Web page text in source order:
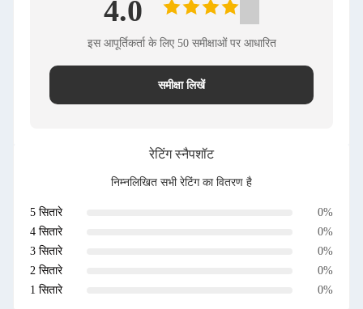
4.0
इस आपूर्तिकर्ता के लिए 50 समीक्षाओं पर आधारित
समीक्षा लिखें
रेटिंग स्नैपशॉट
निम्नलिखित सभी रेटिंग का वितरण है
5 सितारे
0%
4 सितारे
0%
3 सितारे
0%
2 सितारे
0%
1 सितारे
0%